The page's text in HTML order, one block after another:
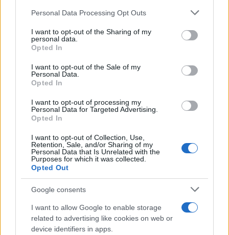
Please note that this website/app uses one or more Google
not limited to your visit or usage behaviour. You may click to
grant or deny consent to Google and its third-party tags to
use your data for below specified purposes in below Google
consent section.
Personal Data Processing Opt Outs
I want to opt-out of the Sharing of my
personal data.
Opted In
I want to opt-out of the Sale of my
Personal Data.
Opted In
I want to opt-out of processing my
Personal Data for Targeted Advertising.
Opted In
I want to opt-out of Collection, Use,
Retention, Sale, and/or Sharing of my
Personal Data that Is Unrelated with the
Purposes for which it was collected.
Opted Out
Google consents
I want to allow Google to enable storage
related to advertising like cookies on web or
device identifiers in apps.
Impostazioni telefono e avvisi: ecosistema per
attenzione sana
Francesca Lombardi · 1 Ago 2026
PIÙ LETTI
XPENG Partner del Teatro del Silenzio 2026: Veicoli
Elettrici e Musica in Sinfonia